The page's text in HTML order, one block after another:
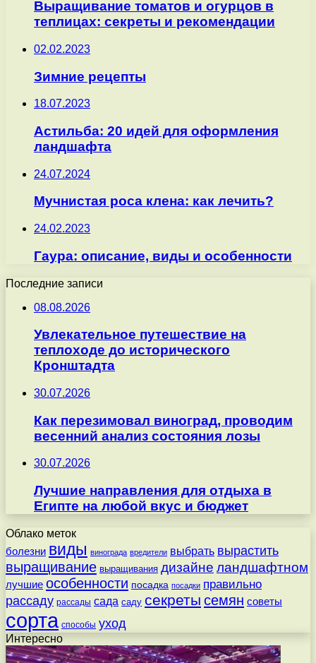
Выращивание томатов и огурцов в
теплицах: секреты и рекомендации
02.02.2023
Зимние рецепты
18.07.2023
Астильба: 20 идей для оформления
ландшафта
24.07.2024
Мучнистая роса клена: как лечить?
24.02.2023
Гаура: описание, виды и особенности
Последние записи
08.08.2026
Увлекательное путешествие на
теплоходе до исторического
Кронштадта
30.07.2026
Как перезимовал виноград, проводим
весенний анализ состояния лозы
30.07.2026
Лучшие направления для отдыха в
Египте на любой вкус и бюджет
Облако меток
болезни виды винограда вредители выбрать вырастить
выращивание выращивания дизайне ландшафтном
лучшие особенности посадка посадки правильно
рассаду рассады сада саду секреты семян советы
сорта способы уход
Интересно